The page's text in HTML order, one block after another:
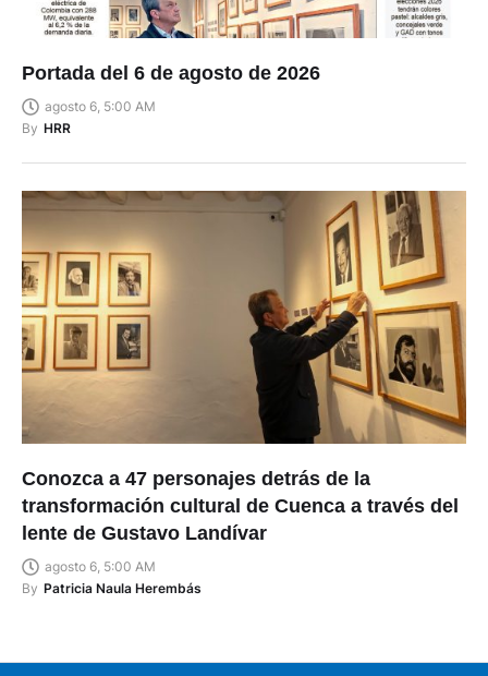
Portada del 6 de agosto de 2026
agosto 6, 5:00 AM
By HRR
Conozca a 47 personajes detrás de la
transformación cultural de Cuenca a través del
lente de Gustavo Landívar
agosto 6, 5:00 AM
By Patricia Naula Herembás